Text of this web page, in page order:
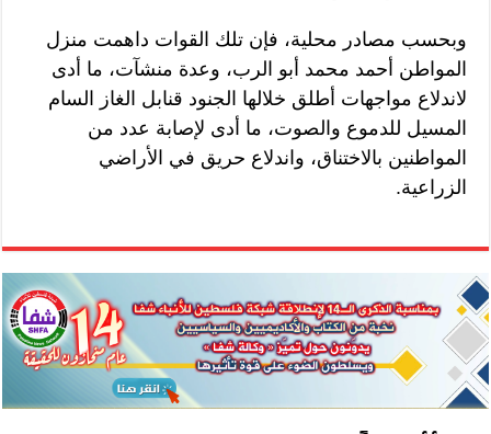
وبحسب مصادر محلية، فإن تلك القوات داهمت منزل
المواطن أحمد محمد أبو الرب، وعدة منشآت، ما أدى
لاندلاع مواجهات أطلق خلالها الجنود قنابل الغاز السام
المسيل للدموع والصوت، ما أدى لإصابة عدد من
المواطنين بالاختناق، واندلاع حريق في الأراضي
الزراعية.